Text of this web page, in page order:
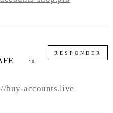
10
RESPONDER
buy-accounts.live